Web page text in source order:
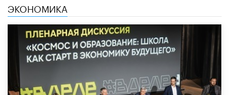
ЭКОНОМИКА